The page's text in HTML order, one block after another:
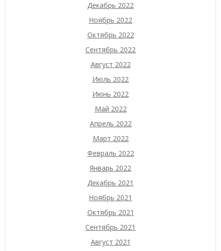
Декабрь 2022
Ноябрь 2022
Октябрь 2022
Сентябрь 2022
Август 2022
Июль 2022
Июнь 2022
Май 2022
Апрель 2022
Март 2022
Февраль 2022
Январь 2022
Декабрь 2021
Ноябрь 2021
Октябрь 2021
Сентябрь 2021
Август 2021